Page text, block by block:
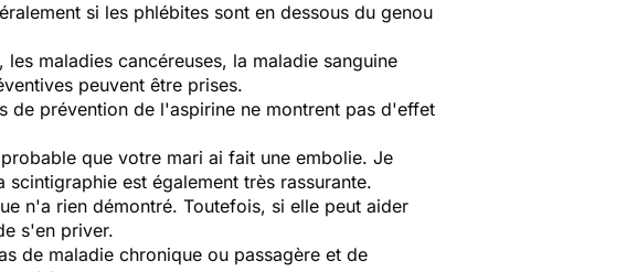
si les phlébites sont en dessous du genou
maladies cancéreuses, la maladie sanguine
peuvent être prises.
de prévention de l'aspirine ne montrent pas d'effet
que votre mari ai fait une embolie. Je
est également très rassurante.
n'a rien démontré. Toutefois, si elle peut aider
s'en priver.
de maladie chronique ou passagère et de